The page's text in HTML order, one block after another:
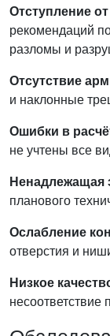
Отступление
рекомендаций
разломы и
Отсутствие
и наклонные
Ошибки в
не учтены все
Ненадлежащая
планового
Ослабление
отверстия и
Низкое
несоответствие